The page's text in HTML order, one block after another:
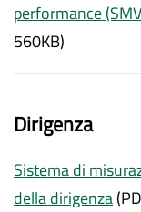
performance
560KB)
Dirigenza
Sistema di
della dirigenza